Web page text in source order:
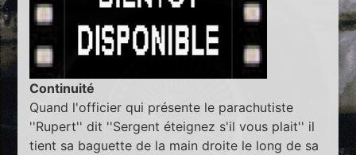
Continuité
Quand l'officier qui présente le parachutiste
''Rupert'' dit ''Sergent éteignez s'il vous plait'' il
tient sa baguette de la main droite le long de sa